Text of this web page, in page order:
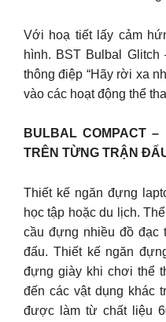
Với hoạ tiết lấy cảm
hình. BST Bulbal
thông điệp “Hãy rời xa
vào các hoạt động thể
BULBAL COMPACT
TRÊN TỪNG TRẬN
Thiết kế ngăn đựng
học tập hoặc du lịch.
cầu đựng nhiều đồ đạc
đấu. Thiết kế ngăn
đựng giày khi chơi thể
đến các vật dụng khác
được làm từ chất liệu